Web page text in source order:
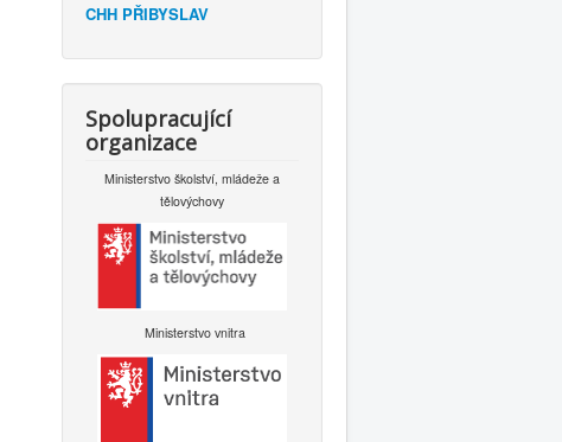
CHH PŘIBYSLAV
Spolupracující
organizace
Ministerstvo školství, mládeže a
tělovýchovy
Ministerstvo vnitra